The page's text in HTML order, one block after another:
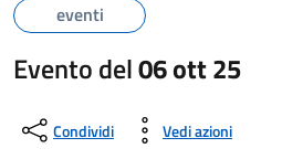
eventi
Evento del06 ott 25
Condividi Vedi azioni